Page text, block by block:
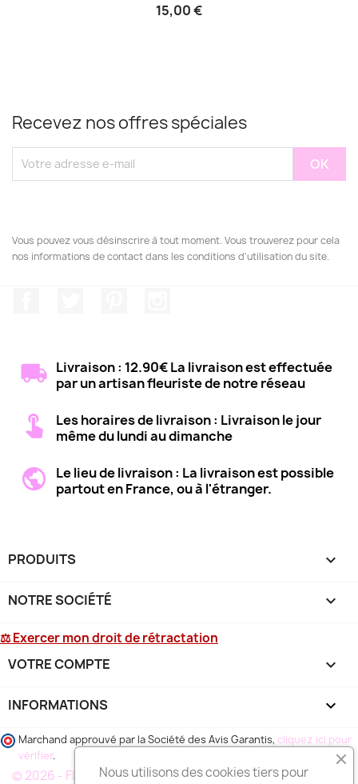
15,00 €
Recevez nos offres spéciales
Vous pouvez vous désinscrire à tout moment. Vous trouverez pour cela
nos informations de contact dans les conditions d'utilisation du site.
Livraison : 12.90€ La livraison est effectuée
par un artisan fleuriste de notre réseau
Les horaires de livraison : Livraison le jour
même du lundi au dimanche
Le lieu de livraison : La livraison est possible
partout en France, ou à l'étranger.
PRODUITS 
NOTRE SOCIÉTÉ 
⚖ Exercer mon droit de rétractation
VOTRE COMPTE 
INFORMATIONS keyboard_arrow_down
Marchand approuvé par la Société des Avis Garantis, cliquez ici pour
vérifier.
© 2026 - FLEURS DE FLEURISTE®, un reseau de plusieurs
Nous utilisons des cookies tiers pour